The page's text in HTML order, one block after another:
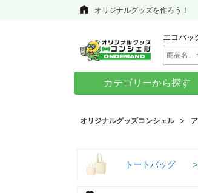
オリジナルグッズを作ろう！
エコバッ
カテゴリーから探す
オリジナルグッズコンシェル
トートバッグ